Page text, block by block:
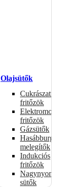
Olajsütők
Cukrászati
fritőzök
Elektromos
fritőzök
Gázsütők
Hasábburgonya
melegítők
Indukciós
fritőzök
Nagynyomású
sütők